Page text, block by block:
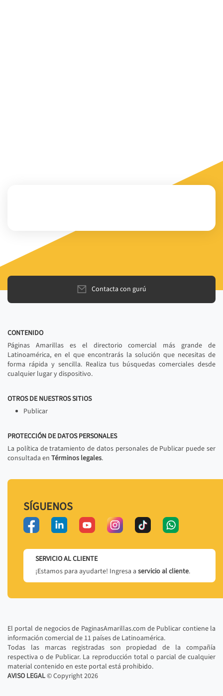
Contacta con gurú
CONTENIDO
Páginas Amarillas es el directorio comercial más grande de
Latinoamérica, en el que encontrarás la solución que necesitas de
forma rápida y sencilla. Realiza tus búsquedas comerciales desde
cualquier lugar y dispositivo.
OTROS DE NUESTROS SITIOS
Publicar
PROTECCIÓN DE DATOS PERSONALES
La política de tratamiento de datos personales de Publicar puede ser
consultada en Términos legales.
SÍGUENOS
SERVICIO AL CLIENTE
¡Estamos para ayudarte! Ingresa a servicio al cliente.
El portal de negocios de PaginasAmarillas.com de Publicar contiene la
información comercial de 11 países de Latinoamérica.
Todas las marcas registradas son propiedad de la compañía
respectiva o de Publicar. La reproducción total o parcial de cualquier
material contenido en este portal está prohibido.
AVISO LEGAL© Copyright2026